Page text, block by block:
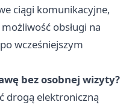
ciągi komunikacyjne,
obsługi na
wcześniejszym
bez osobnej wizyty?
drogą elektroniczną